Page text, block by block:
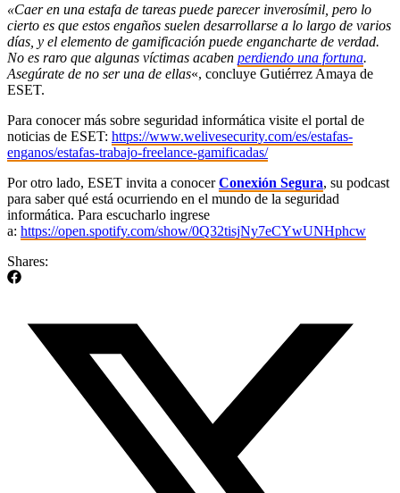
«Caer en una estafa de tareas puede parecer inverosímil, pero lo
cierto es que estos engaños suelen desarrollarse a lo largo de varios
días, y el elemento de gamificación puede engancharte de verdad.
No es raro que algunas víctimas acaben perdiendo una fortuna.
Asegúrate de no ser una de ellas«, concluye Gutiérrez Amaya de
ESET.
Para conocer más sobre seguridad informática visite el portal de
noticias de ESET: https://www.welivesecurity.com/es/estafas-
enganos/estafas-trabajo-freelance-gamificadas/
Por otro lado, ESET invita a conocerConexión Segura, su podcast
para saber qué está ocurriendo en el mundo de la seguridad
informática. Para escucharlo ingrese
a: https://open.spotify.com/show/0Q32tisjNy7eCYwUNHphcw
Shares: